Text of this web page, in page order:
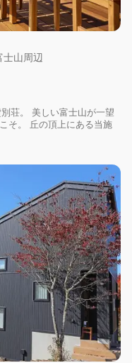
山周辺
荘。 美しい富士山が一望
そ。 丘の頂上にある当施